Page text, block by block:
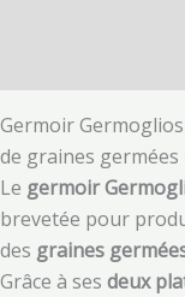
Germoir
de graines germées
Le germoir
brevetée pour
des graines
Grâce à ses deux